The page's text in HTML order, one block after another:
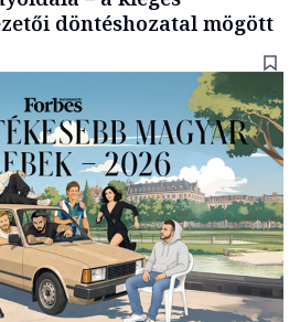
döntéshozatal mögött